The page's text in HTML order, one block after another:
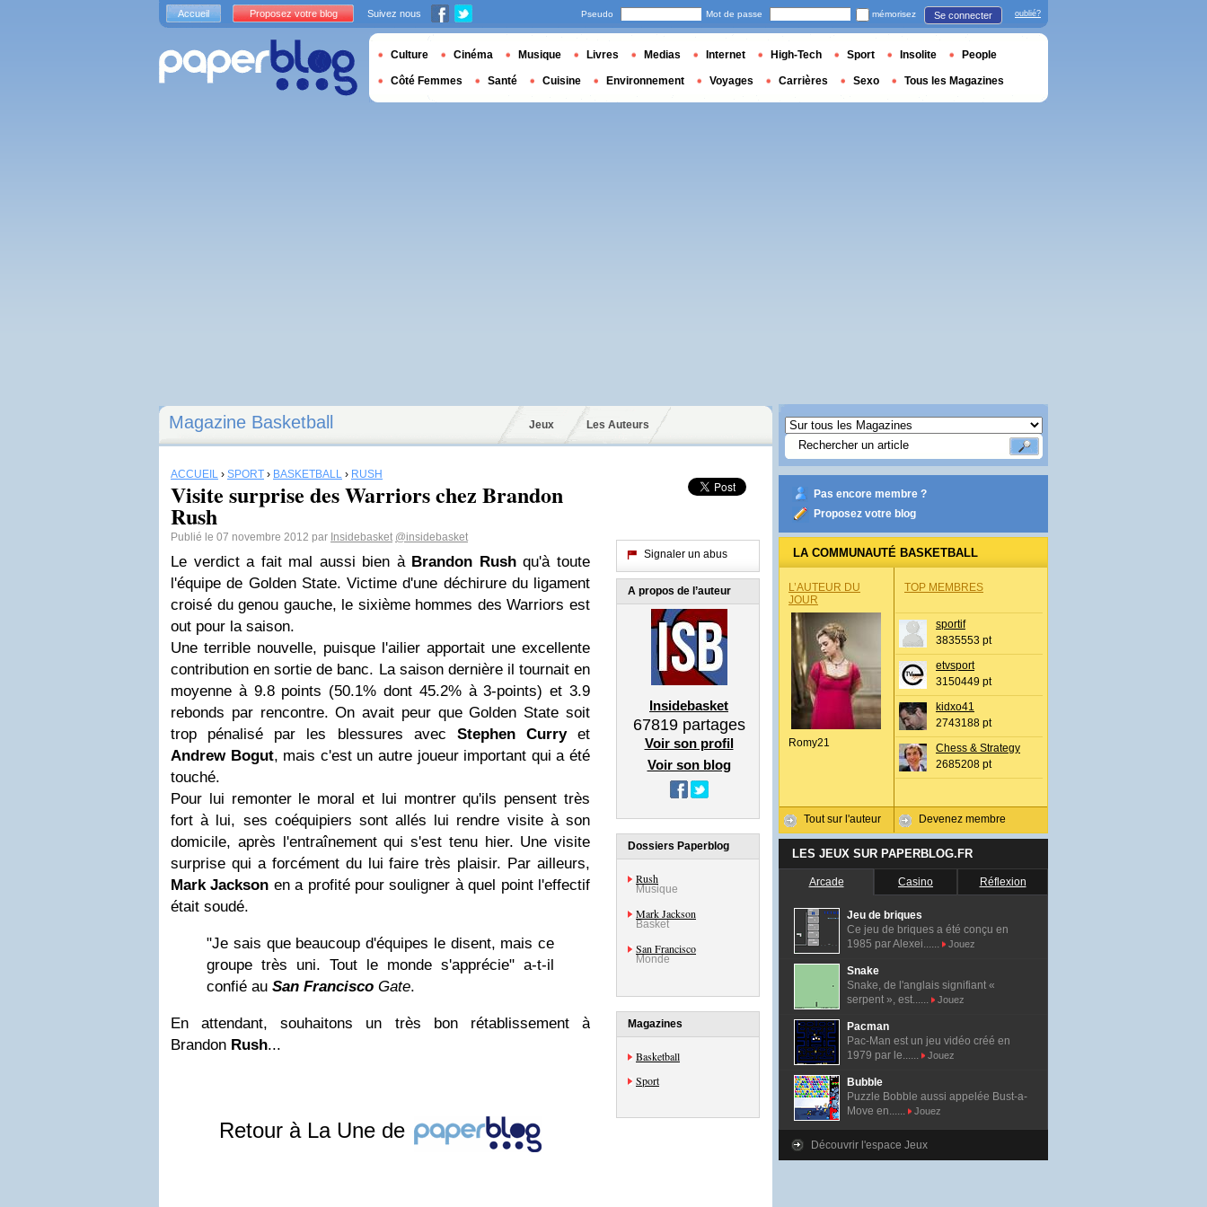
Magazine Basketball Jeux Les Auteurs
ACCUEIL › SPORT › BASKETBALL › RUSH
Visite surprise des Warriors chez Brandon
Rush
Publié le 07 novembre 2012 par Insidebasket @insidebasket
Le verdict a fait mal aussi bien à Brandon Rushqu'à toute
l'équipe de Golden State. Victime d'une déchirure du ligament
croisé du genou gauche, le sixième hommes des Warriors est
out pour la saison.
Une terrible nouvelle, puisque l'ailier apportait une excellente
contribution en sortie de banc. La saison dernière il tournait en
moyenne à 9.8 points (50.1% dont 45.2% à 3-points) et 3.9
rebonds par rencontre. On avait peur que Golden State soit
trop pénalisé par les blessures avec Stephen Curryet
Andrew Bogut, mais c'est un autre joueur important qui a été
touché.
Pour lui remonter le moral et lui montrer qu'ils pensent très
fort à lui, ses coéquipiers sont allés lui rendre visite à son
domicile, après l'entraînement qui s'est tenu hier. Une visite
surprise qui a forcément du lui faire très plaisir. Par ailleurs,
Mark Jackson en a profité pour souligner à quel point l'effectif
était soudé.
"Je sais que beaucoup d'équipes le disent, mais ce
groupe très uni. Tout le monde s'apprécie" a-t-il
confié au San Francisco Gate.
En attendant, souhaitons un très bon rétablissement à
Brandon Rush...
Retour à La Une de
Signaler un abus
A propos de l’auteur
Insidebasket
67819partages
Voir son profil
Voir son blog
Dossiers Paperblog
Rush
Musique
Mark Jackson
Basket
San Francisco
Monde
Magazines
Basketball
Sport
Pas encore membre ?
Proposez votre blog
LA COMMUNAUTÉ BASKETBALL
L’AUTEUR DU
JOUR
Romy21
Tout sur l'auteur
TOP MEMBRES
sportif
3835553 pt
etvsport
3150449 pt
kidxo41
2743188 pt
Chess & Strategy
2685208 pt
Devenez membre
LES JEUX SUR PAPERBLOG.FR
Arcade Casino Réflexion
Jeu de briques
Ce jeu de briques a été conçu en
1985 par Alexei......
Jouez
Snake
Snake, de l'anglais signifiant «
serpent », est......
Jouez
Pacman
Pac-Man est un jeu vidéo créé en
1979 par le......
Jouez
Bubble
Puzzle Bobble aussi appelée Bust-a-
Move en......
Jouez
Découvrir l'espace Jeux
Accueil Proposez votre blog Suivez nous Pseudo Mot de passe mémorisez Se connecter oublié?
Culture Cinéma Musique Livres Medias Internet High-Tech Sport Insolite People
Côté Femmes Santé Cuisine Environnement Voyages Carrières Sexo Tous les Magazines